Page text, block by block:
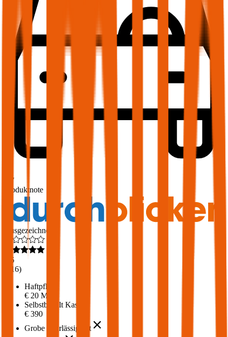
1,7
Produktnote
Ausgezeichnet
4,6
216)
Haftpflicht
€ 20 Mio.
Selbstbehalt Kasko
€ 390
Grobe Fahrlässigkeit